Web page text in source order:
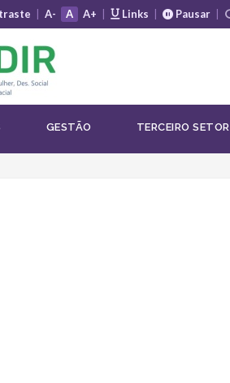
A- A A+ Links Pausar
GESTÃO TERCEIRO SETOR